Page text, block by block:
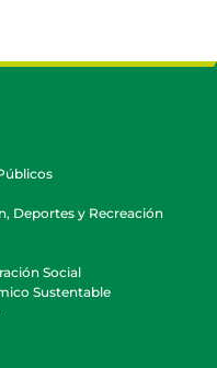
Deportes y Recreación
Social
Sustentable